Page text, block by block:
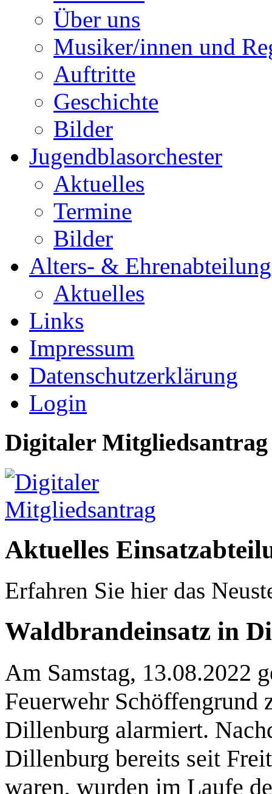
Über uns
Musiker/innen und
Auftritte
Geschichte
Bilder
Jugendblasorchester
Aktuelles
Termine
Bilder
Alters- & Ehrenabteilung
Aktuelles
Links
Impressum
Datenschutzerklärung
Login
Digitaler Mitgliedsantrag
Aktuelles
Erfahren Sie hier das
Waldbrandeinsatz in
Am Samstag, 13.08.2022
Feuerwehr Schöffengrund
Dillenburg alarmiert.
Dillenburg bereits seit
waren, wurden im Laufe